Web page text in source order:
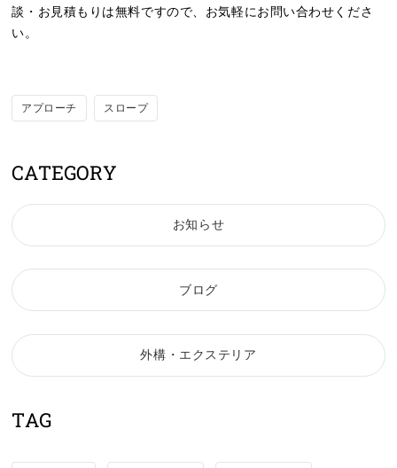
談・お見積もりは無料ですので、お気軽にお問い合わせくださ
い。
アプローチ スロープ
CATEGORY
お知らせ
ブログ
外構・エクステリア
TAG